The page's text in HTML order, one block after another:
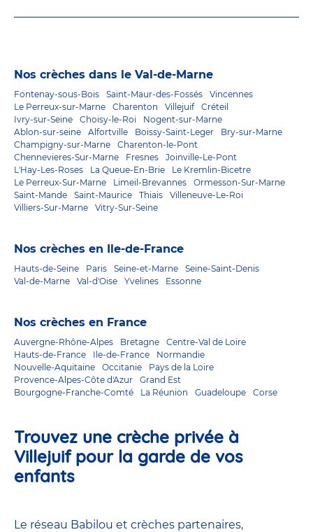
Nos crèches dans le Val-de-Marne
Fontenay-sous-Bois Saint-Maur-des-Fossés
Vincennes
Le Perreux-sur-Marne
Charenton Villejuif
Créteil
Ivry-sur-Seine
Choisy-le-Roi
Nogent-sur-Marne
Ablon-sur-seine
Alfortville Boissy-Saint-Leger
Bry-sur-Marne
Champigny-sur-Marne
Charenton-le-Pont
Chennevieres-Sur-Marne
Fresnes
Joinville-Le-Pont
L'Hay-Les-Roses
La Queue-En-Brie
Le Kremlin-Bicetre
Le Perreux-Sur-Marne
Limeil-Brevannes
Ormesson-Sur-Marne
Saint-Mande
Saint-Maurice Thiais
Villeneuve-Le-Roi
Villiers-Sur-Marne
Vitry-Sur-Seine
Nos crèches en Ile-de-France
Hauts-de-Seine Paris Seine-et-Marne
Seine-Saint-Denis
Val-de-Marne
Val-d'Oise Yvelines Essonne
Nos crèches en France
Auvergne-Rhône-Alpes Bretagne
Centre-Val de Loire
Hauts-de-France
Ile-de-France
Normandie
Nouvelle-Aquitaine
Occitanie
Pays de la Loire
Provence-Alpes-Côte d'Azur
Grand Est
Bourgogne-Franche-Comté
La Réunion Guadeloupe Corse
Trouvez une crèche privée à
Villejuif pour la garde de vos
enfants
Le réseau Babilou et crèches partenaires,